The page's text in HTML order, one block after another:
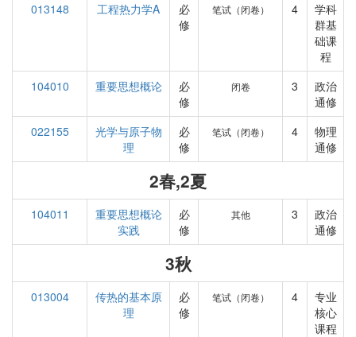
013148
工程热力学A
必
修
笔试（闭卷） 4
学科
群基
础课
程
104010
重要思想概论
必
修
闭卷 3
政治
通修
022155
光学与原子物
理
必
修
笔试（闭卷） 4
物理
通修
2春,2夏
104011
重要思想概论
实践
必
修
其他 3
政治
通修
3秋
013004
传热的基本原
理
必
修
笔试（闭卷） 4
专业
核心
课程